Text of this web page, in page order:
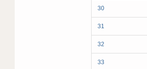
30
31
32
33